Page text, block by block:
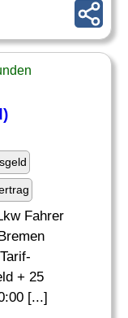
Fahrer
+ 25
[...]